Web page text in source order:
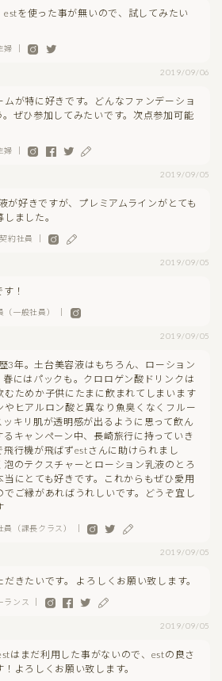
estを使った事が無いので、試してみたい
婦 ｜
2019/09/06
ムが特に好きです。どんなファンデーショ
。ぜひ参加してみたいです。次点参加可能
婦 ｜
2019/09/05
が好きですが、プレミアムラインがとても
ました。
約社員 ｜
2019/09/05
！
（一般社員） ｜
2019/09/05
3年。土台美容液はもちろん、ローション
春にはパックも。クロロゲン酸ドリンクは
むためか子供にたまに飲まれてしまいます
やヒアルロン酸と異なり魚臭くなくフルー
ッキリ肌が透明感が出るように思って飲ん
るキャンペーン中、長崎旅行に持っていき
飛行機が飛ばずestさんに助けられまし
泡のテクスチャーとローション乳液のとろ
当にとても好きです。これからもぜひ愛用
でご縁があればうれしいです。どうぞ宜し
員（課長クラス） ｜
2019/09/05
きたいです。 よろしくお願い致します。
ランス ｜
2019/09/05
はまだ利用した事がないので、estの良さ
よろしくお願い致します。